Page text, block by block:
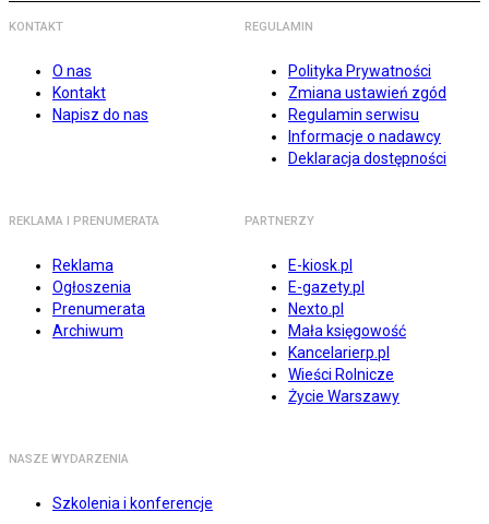
KONTAKT
O nas
Kontakt
Napisz do nas
REGULAMIN
Polityka Prywatności
Zmiana ustawień zgód
Regulamin serwisu
Informacje o nadawcy
Deklaracja dostępności
REKLAMA I PRENUMERATA
Reklama
Ogłoszenia
Prenumerata
Archiwum
PARTNERZY
E-kiosk.pl
E-gazety.pl
Nexto.pl
Mała księgowość
Kancelarierp.pl
Wieści Rolnicze
Życie Warszawy
NASZE WYDARZENIA
Szkolenia i konferencje